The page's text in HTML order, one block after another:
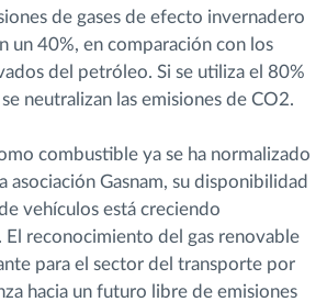
de gases de efecto invernadero
un 40%, en comparación con los
del petróleo. Si se utiliza el 80%
neutralizan las emisiones de CO2.
combustible ya se ha normalizado
asociación Gasnam, su disponibilidad
vehículos está creciendo
reconocimiento del gas renovable
para el sector del transporte por
hacia un futuro libre de emisiones